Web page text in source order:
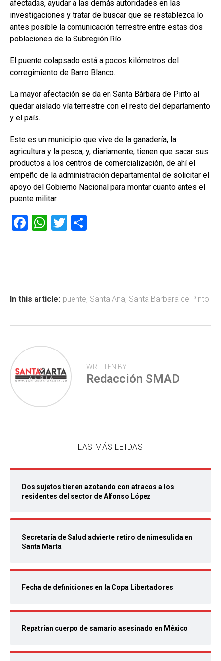
afectadas, ayudar a las demás autoridades en las
investigaciones y tratar de buscar que se restablezca lo
antes posible la comunicación terrestre entre estas dos
poblaciones de la Subregión Río.
El puente colapsado está a pocos kilómetros del
corregimiento de Barro Blanco.
La mayor afectación se da en Santa Bárbara de Pinto al
quedar aislado vía terrestre con el resto del departamento
y el país.
Este es un municipio que vive de la ganadería, la
agricultura y la pesca, y, diariamente, tienen que sacar sus
productos a los centros de comercialización, de ahí el
empeño de la administración departamental de solicitar el
apoyo del Gobierno Nacional para montar cuanto antes el
puente militar.
F
ok
W
p
T
tir
In this article: puente, Santa Ana, Santa Barbara de Pinto
WRITTEN BY
Redacción SMAD
LAS MÁS LEIDAS
Dos sujetos tienen azotando con atracos a los
residentes del sector de Alfonso López
Secretaría de Salud advierte retiro de nimesulida en
Santa Marta
Fecha de definiciones en la Copa Libertadores
Repatrían cuerpo de samario asesinado en México